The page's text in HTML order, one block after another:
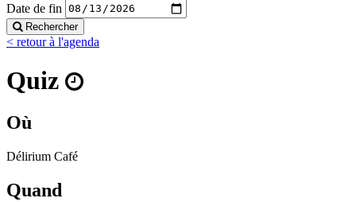
Date de fin
Rechercher
< retour à l'agenda
Quiz
Où
Délirium Café
Quand